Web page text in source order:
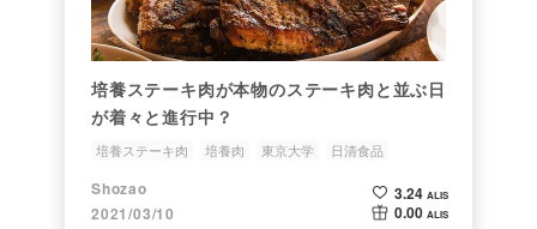
培養ステーキ肉が本物のステーキ肉と並ぶ日
が着々と進行中？
培養ステーキ肉 培養肉 東京大学
日清食品
テレビ東京
Shozao
2021/03/10
3.24 ALIS
0.00 ALIS